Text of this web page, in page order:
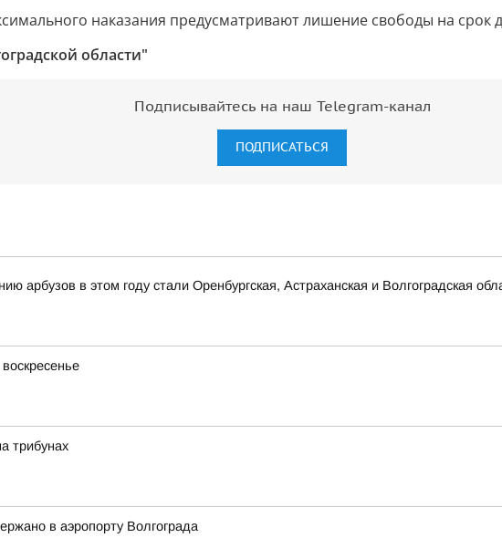
наказания предусматривают лишение свободы на срок
области"
Подписывайтесь на наш Telegram-канал
ПОДПИСАТЬСЯ
арбузов в этом году стали Оренбургская, Астраханская и Волгоградская
трибунах
в аэропорту Волгограда